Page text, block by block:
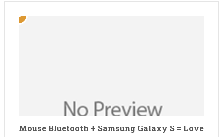
Mouse Bluetooth + Samsung Galaxy S = Love